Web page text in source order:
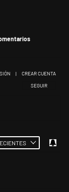
SIGA ESTA
SEGUIR
| CREAR CUENTA